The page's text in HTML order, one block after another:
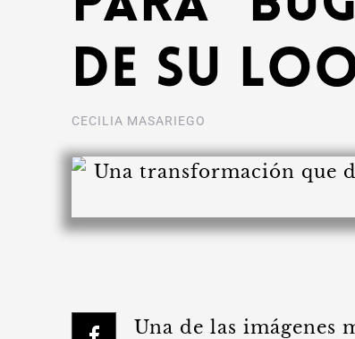
de su
CECILIA MASARIEGO
Una de las imágenes